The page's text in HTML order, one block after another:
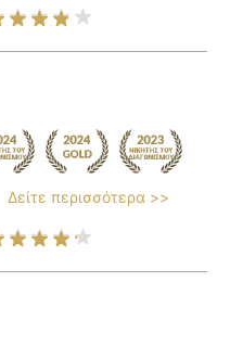
Δείτε περισσότερα >>